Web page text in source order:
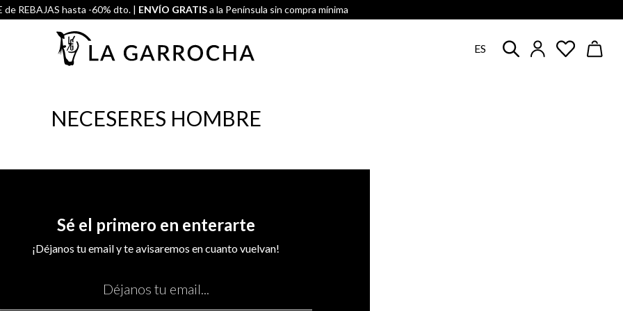
de REBAJAS hasta -60% dto. | ENVÍO GRATISa la Península sin compra mínima
ES
NECESERES HOMBRE
Sé el primero en enterarte
¡Déjanos tu email y te avisaremos en cuanto vuelvan!